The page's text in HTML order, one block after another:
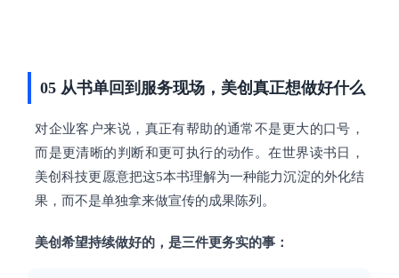
05 从书单回到服务现场，美创真正想做好什么
对企业客户来说，真正有帮助的通常不是更大的口号，
而是更清晰的判断和更可执行的动作。在世界读书日，
美创科技更愿意把这5本书理解为一种能力沉淀的外化结
果，而不是单独拿来做宣传的成果陈列。
美创希望持续做好的，是三件更务实的事：